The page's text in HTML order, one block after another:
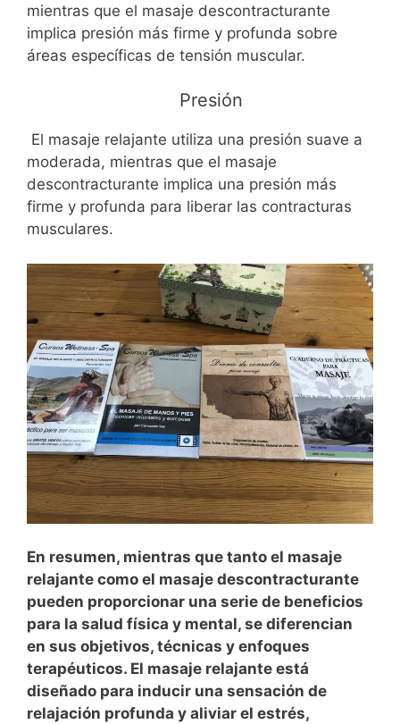
mientras que el masaje descontracturante
implica presión más firme y profunda sobre
áreas específicas de tensión muscular.
Presión
El masaje relajante utiliza una presión suave a
moderada, mientras que el masaje
descontracturante implica una presión más
firme y profunda para liberar las contracturas
musculares.
En resumen, mientras que tanto el masaje
relajante como el masaje descontracturante
pueden proporcionar una serie de beneficios
para la salud física y mental, se diferencian
en sus objetivos, técnicas y enfoques
terapéuticos. El masaje relajante está
diseñado para inducir una sensación de
relajación profunda y aliviar el estrés,